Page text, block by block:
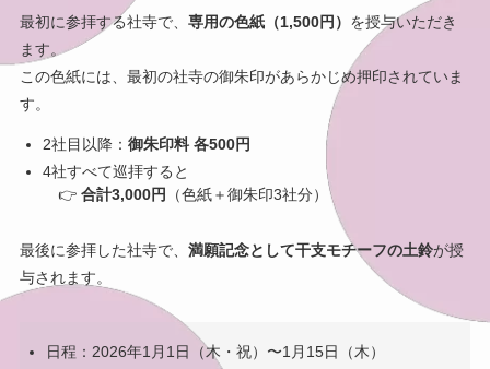
最初に参拝する社寺で、 専用の色紙（1,500円） を授与いただき
ます。
この色紙には、最初の社寺の御朱印があらかじめ押印されていま
す。
2社目以降： 御朱印料 各500円
4社すべて巡拝すると
👉 合計3,000円 （色紙＋御朱印3社分）
最後に参拝した社寺で、 満願記念として干支モチーフの土鈴が授
与されます。
日程：2026年1月1日（木・祝）〜1月15日（木）